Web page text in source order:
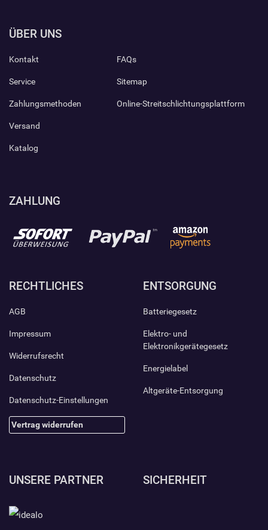
ÜBER UNS
Kontakt
Service
Zahlungsmethoden
Versand
Katalog
FAQs
Sitemap
Online-Streitschlichtungsplattform
ZAHLUNG
RECHTLICHES
AGB
Impressum
Widerrufsrecht
Datenschutz
Datenschutz-Einstellungen
Vertrag widerrufen
ENTSORGUNG
Batteriegesetz
Elektro- und
Elektronikgerätegesetz
Energielabel
Altgeräte-Entsorgung
UNSERE PARTNER SICHERHEIT